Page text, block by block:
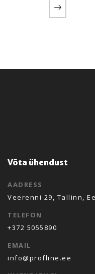
Võta ühendust
AADRESS
Veerenni 29, Tallinn,
TELEFON
+372 5055890
EMAIL
info@profline.ee